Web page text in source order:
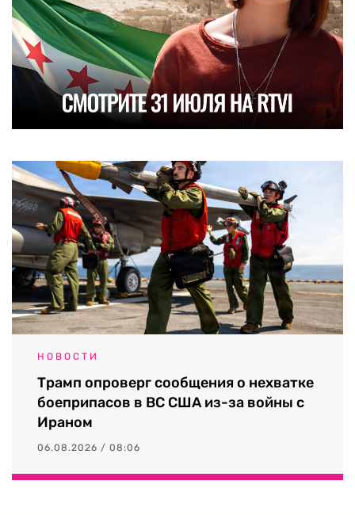
НОВОСТИ
Трамп опроверг сообщения о нехватке
боеприпасов в ВС США из-за войны с
Ираном
06.08.2026 / 08:06